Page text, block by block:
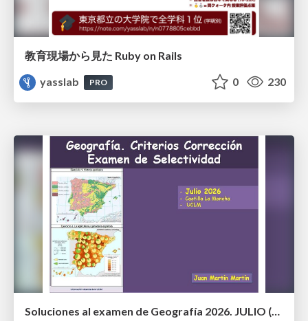
教育現場から見た Ruby on Rails
yasslab
PRO 0 230
Soluciones al examen de Geografía 2026. JULIO (Convocatoria Extraordinaria)